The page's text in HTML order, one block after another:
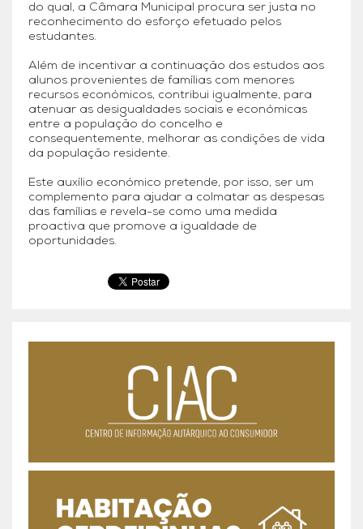
do qual, a Câmara Municipal procura ser justa no
reconhecimento do esforço efetuado pelos
estudantes.
Além de incentivar a continuação dos estudos aos
alunos provenientes de famílias com menores
recursos económicos, contribui igualmente, para
atenuar as desigualdades sociais e económicas
entre a população do concelho e
consequentemente, melhorar as condições de vida
da população residente.
Este auxílio económico pretende, por isso, ser um
complemento para ajudar a colmatar as despesas
das famílias e revela-se como uma medida
proactiva que promove a igualdade de
oportunidades.